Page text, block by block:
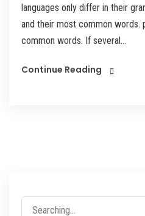
languages only differ in their
and their most common words.
common words. If several...
Continue Reading